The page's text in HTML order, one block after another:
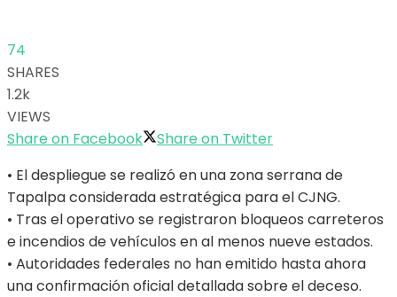
74
SHARES
1.2k
VIEWS
Share on Facebook
Share on Twitter
• El despliegue se realizó en una zona serrana de
Tapalpa considerada estratégica para el CJNG.
• Tras el operativo se registraron bloqueos carreteros
e incendios de vehículos en al menos nueve estados.
• Autoridades federales no han emitido hasta ahora
una confirmación oficial detallada sobre el deceso.